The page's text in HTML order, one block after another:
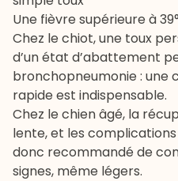
Une fièvre supérieure à
Chez le chiot, une toux
d’un état d’abattement
bronchopneumonie : une
rapide est indispensable.
Chez le chien âgé, la
lente, et les
donc recommandé de
signes, même légers.